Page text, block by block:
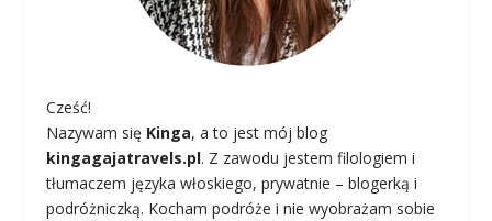
Cześć!
Nazywam się Kinga, a to jest mój blog
kingagajatravels.pl. Z zawodu jestem filologiem i
tłumaczem języka włoskiego, prywatnie – blogerką i
podróżniczką. Kocham podróże i nie wyobrażam sobie